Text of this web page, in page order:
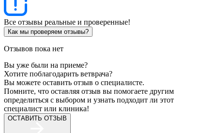
Все отзывы реальные и проверенные!
Как мы проверяем отзывы?
Отзывов пока нет
Вы уже были на приеме?
Хотите поблагодарить ветврача?
Вы можете оставить отзыв о специалисте.
Помните, что оставляя отзыв вы помогаете другим
определиться с выбором и узнать подходит ли этот
специалист или клиника!
ОСТАВИТЬ ОТЗЫВ